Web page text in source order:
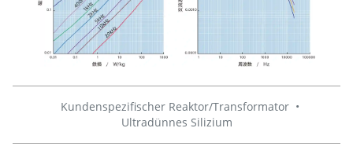
Kundenspezifischer Reaktor/Transformator •
Ultradünnes Silizium